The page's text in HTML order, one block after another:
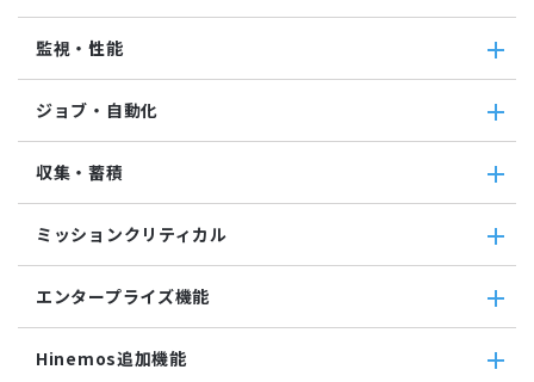
クラウド・VM共通
クラウド管理機能(AWS)
VM管理機能
監視・性能
パケットキャプチャ監視
カスタムトラップ監視
カスタム監視
バイナリファイル監視
収集値統合監視
ログ件数監視
システムログ監視
JMX監視
ジョブ・自動化
ジョブ機能全般について
コマンドジョブ
ファイル転送ジョブ
参照ジョブ
環境構築機能
実行契機
収集・蓄積
転送
ダウンロード
検索
蓄積
収集
ミッションクリティカル
ミッションクリティカル（Linux）
ミッションクリティカル（Windows）
エンタープライズ機能
インシデント管理連携ツール
Hinemos追加機能